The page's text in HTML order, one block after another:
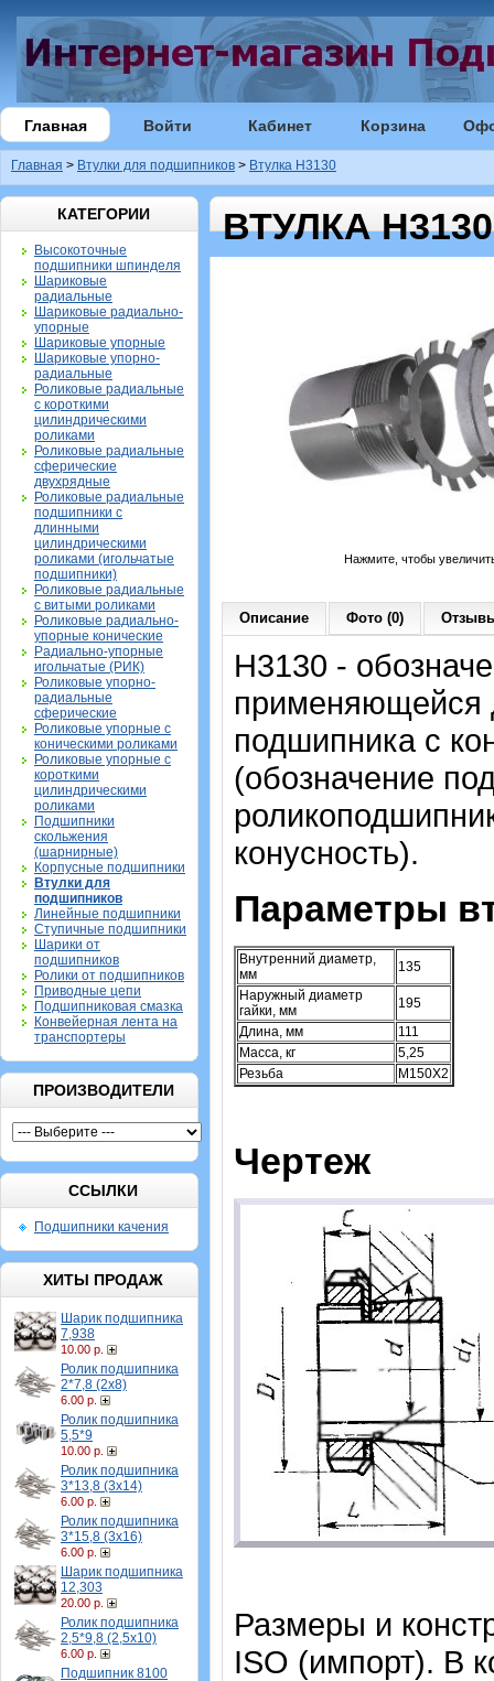
Главная Войти Кабинет Корзина
Главная > Втулки для подшипников > Втулка H3130
КАТЕГОРИИ
Высокоточные
подшипники шпинделя
Шариковые
радиальные
Шариковые радиально-
упорные
Шариковые упорные
Шариковые упорно-
радиальные
Роликовые радиальные
с короткими
цилиндрическими
роликами
Роликовые радиальные
сферические
двухрядные
Роликовые радиальные
подшипники с
длинными
цилиндрическими
роликами (игольчатые
подшипники)
Роликовые радиальные
с витыми роликами
Роликовые радиально-
упорные конические
Радиально-упорные
игольчатые (РИК)
Роликовые упорно-
радиальные
сферические
Роликовые упорные с
коническими роликами
Роликовые упорные с
короткими
цилиндрическими
роликами
Подшипники
скольжения
(шарнирные)
Корпусные подшипники
Втулки для
подшипников
Линейные подшипники
Ступичные подшипники
Шарики от
подшипников
Ролики от подшипников
Приводные цепи
Подшипниковая смазка
Конвейерная лента на
транспортеры
ПРОИЗВОДИТЕЛИ
ССЫЛКИ
Подшипники качения
ХИТЫ ПРОДАЖ
Шарик подшипника
7,938
10.00 р.
Ролик подшипника
2*7,8 (2х8)
6.00 р.
Ролик подшипника
5,5*9
10.00 р.
Ролик подшипника
3*13,8 (3х14)
6.00 р.
Ролик подшипника
3*15,8 (3х16)
6.00 р.
Шарик подшипника
12,303
20.00 р.
Ролик подшипника
2,5*9,8 (2,5х10)
6.00 р.
Подшипник 8100
ВТУЛКА H3130
Нажмите, чтобы
Описание Фото (0)
H3130 -
применяющейся
подшипника с
(обозначение
конусность).
Параметры
Внутренний диаметр,
мм
135
Наружный диаметр
гайки, мм
195
Длина, мм
111
Масса, кг
5,25
Резьба
M150X2
Чертеж
Размеры и
ISO (импорт). В